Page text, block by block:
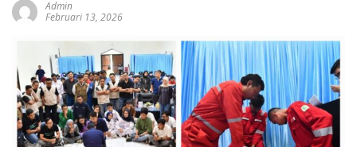
Admin
Februari 13, 2026